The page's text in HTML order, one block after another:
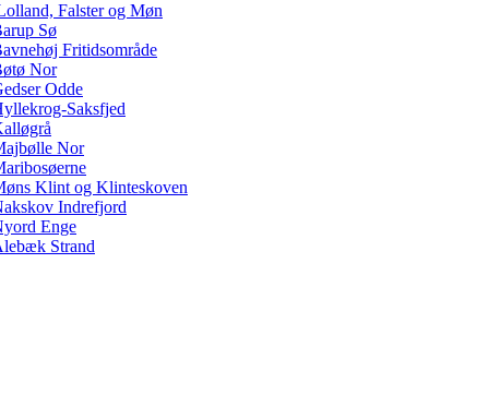
Falster og Møn
Sø
Fritidsområde
Nor
Odde
Saksfjed
Nor
Klint og Klinteskoven
Indrefjord
Enge
Strand